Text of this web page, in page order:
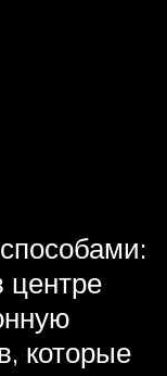
центре
которые